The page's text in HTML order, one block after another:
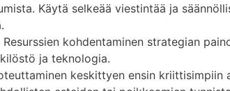
Käytä selkeää viestintää ja
Resurssien kohdentaminen strategian
ja teknologia.
keskittyen ensin kriittisimpiin